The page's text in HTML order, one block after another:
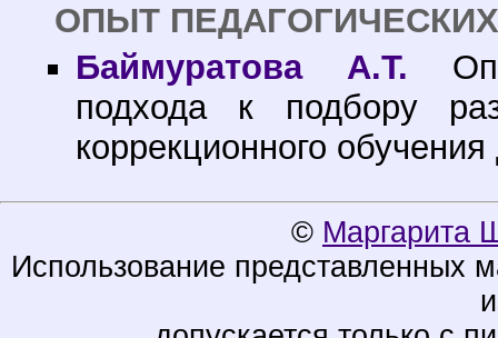
ОПЫТ
Баймуратова А.Т.
подхода к подбору
коррекционного обучения
© Маргарита
Использование представленных